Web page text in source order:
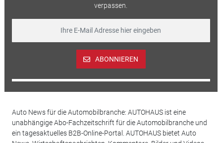
verpassen.
ABONNIEREN
Auto News für die Automobilbranche: AUTOHAUS ist eine
unabhängige Abo-Fachzeitschrift für die Automobilbranche und
ein tagesaktuelles B2B-Online-Portal. AUTOHAUS bietet Auto